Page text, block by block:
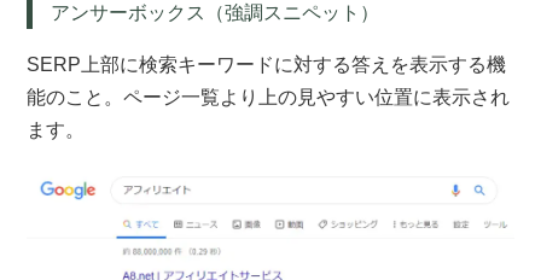
アンサーボックス（強調スニペット）
SERP上部に検索キーワードに対する答えを表示する機
能のこと。ページ一覧より上の見やすい位置に表示され
ます。